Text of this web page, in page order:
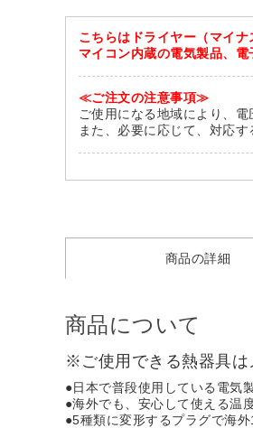
こちらはドライヤー（マイ
マイコン内蔵の電気製品、
≪ご注文の注意事項≫
ご使用になる地域により、
また、必要に応じて、対応
商品の詳細
商品について
※ご使用できる熱器具は
●日本で普段使用している電気
●海外でも、安心して使える温
●5種類に変形するプラグで海